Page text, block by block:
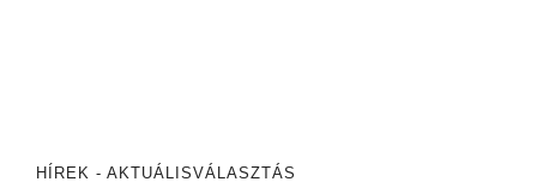
HÍREK - AKTUÁLISVÁLASZTÁS